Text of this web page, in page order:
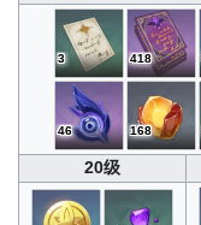
3 418
46 168
20级